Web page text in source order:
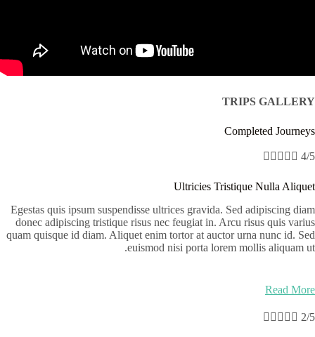
TRIPS GALLERY
Completed Journeys
     4/5
Ultricies Tristique Nulla Aliquet
Egestas quis ipsum suspendisse ultrices gravida. Sed adipiscing diam
donec adipiscing tristique risus nec feugiat in. Arcu risus quis varius
quam quisque id diam. Aliquet enim tortor at auctor urna nunc id. Sed
euismod nisi porta lorem mollis aliquam ut.
Read More
     2/5